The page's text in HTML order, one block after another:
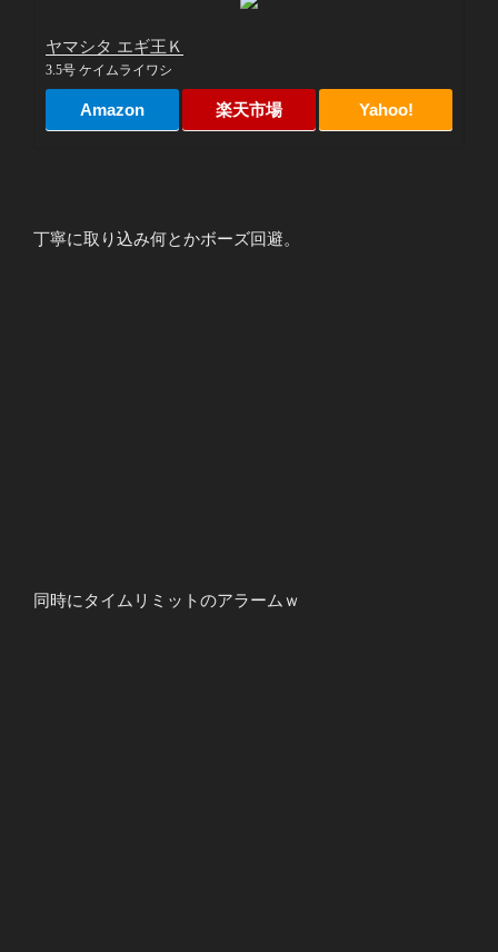
ヤマシタ エギ王Ｋ
3.5号 ケイムライワシ
Amazon 楽天市場 Yahoo!
丁寧に取り込み何とかボーズ回避。
同時にタイムリミットのアラームｗ